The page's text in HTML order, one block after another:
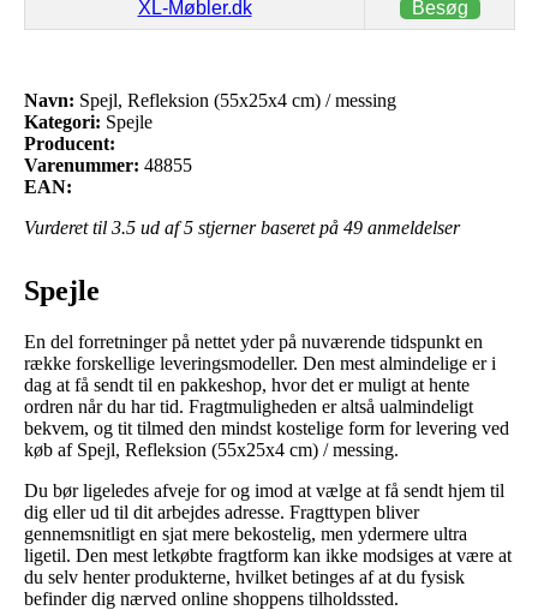
XL-Møbler.dk Besøg
Navn: Spejl, Refleksion (55x25x4 cm) / messing
Kategori: Spejle
Producent:
Varenummer: 48855
EAN:
Vurderet til 3.5 ud af 5 stjerner baseret på 49 anmeldelser
Spejle
En del forretninger på nettet yder på nuværende tidspunkt en
række forskellige leveringsmodeller. Den mest almindelige er i
dag at få sendt til en pakkeshop, hvor det er muligt at hente
ordren når du har tid. Fragtmuligheden er altså ualmindeligt
bekvem, og tit tilmed den mindst kostelige form for levering ved
køb af Spejl, Refleksion (55x25x4 cm) / messing.
Du bør ligeledes afveje for og imod at vælge at få sendt hjem til
dig eller ud til dit arbejdes adresse. Fragttypen bliver
gennemsnitligt en sjat mere bekostelig, men ydermere ultra
ligetil. Den mest letkøbte fragtform kan ikke modsiges at være at
du selv henter produkterne, hvilket betinges af at du fysisk
befinder dig nærved online shoppens tilholdssted.